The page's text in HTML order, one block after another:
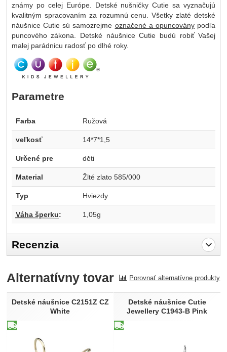
známy po celej Európe. Detské nušničky Cutie sa vyznačujú
kvalitným spracovaním za rozumnú cenu. Všetky zlaté detské
náušnice Cutie sú samozrejme označené a opuncovány podľa
puncového zákona. Detské náušnice Cutie budú robiť Vašej
malej parádnicu radosť po dlhé roky.
Parametre
Farba Ružová
veľkosť 14*7*1,5
Určené pre děti
Material Žlté zlato 585/000
Typ Hviezdy
Váha šperku: 1,05g
Recenzia
Recenzia
Nebola pridaná žiadna recenzia.
Alternatívny tovar Porovnať alternatívne produkty
Detské náušnice C2151Z CZ
White
Detské náušnice Cutie
Jewellery C1943-B Pink